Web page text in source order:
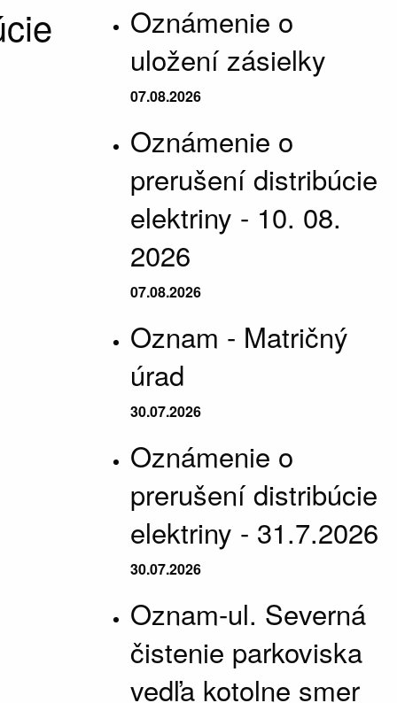
Oznámenie o
uložení zásielky
07.08.2026
Oznámenie o
prerušení distribúcie
elektriny - 10. 08.
2026
07.08.2026
Oznam - Matričný
úrad
30.07.2026
Oznámenie o
prerušení distribúcie
elektriny - 31.7.2026
30.07.2026
Oznam-ul. Severná
čistenie parkoviska
vedľa kotolne smer